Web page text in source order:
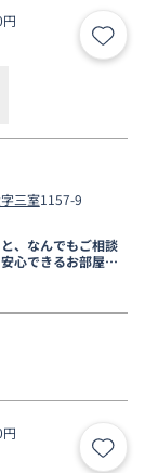
お気
三室1157-9
、なんでもご相談
心できるお部屋探
お気